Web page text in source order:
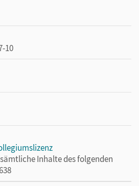
10
Inhalte des folgenden